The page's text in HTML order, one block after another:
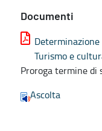
Documenti
Turismo e
Proroga termine di
Ascolta